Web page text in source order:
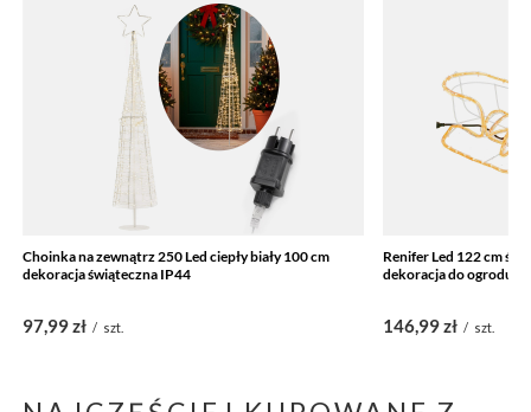
Choinka na zewnątrz 250 Led ciepły biały 100 cm
dekoracja świąteczna IP44
97,99 zł / szt.
Renifer Led 122 cm
dekoracja do ogrodu
146,99 zł / szt.